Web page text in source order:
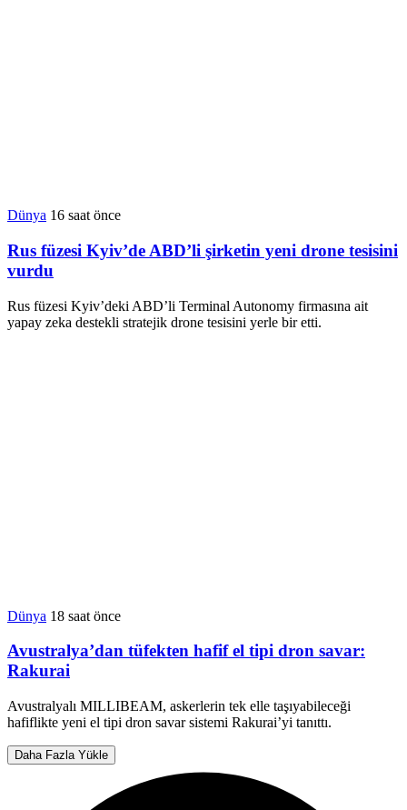
Dünya 16 saat önce
Rus füzesi Kyiv’de ABD’li şirketin yeni drone tesisini
vurdu
Rus füzesi Kyiv’deki ABD’li Terminal Autonomy firmasına ait
yapay zeka destekli stratejik drone tesisini yerle bir etti.
Dünya 18 saat önce
Avustralya’dan tüfekten hafif el tipi dron savar:
Rakurai
Avustralyalı MILLIBEAM, askerlerin tek elle taşıyabileceği
hafiflikte yeni el tipi dron savar sistemi Rakurai’yi tanıttı.
Daha Fazla Yükle